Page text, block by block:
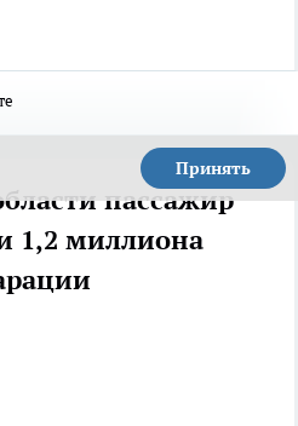
Принять
пассажир
1,2 миллиона